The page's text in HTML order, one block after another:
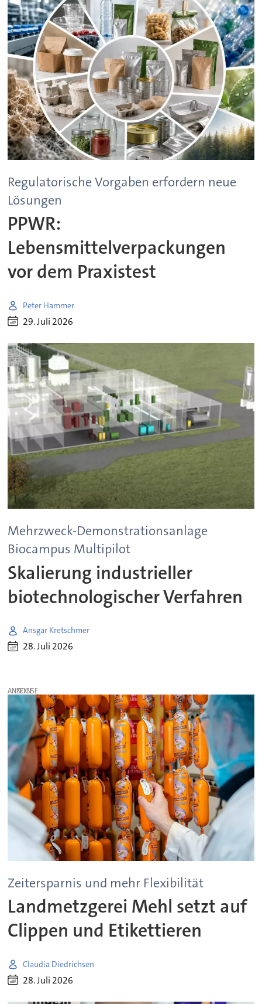
Regulatorische Vorgaben erfordern neue
Lösungen
PPWR:
Lebensmittelverpackungen
vor dem Praxistest
Peter Hammer
29. Juli 2026
Mehrzweck-Demonstrationsanlage
Biocampus Multipilot
Skalierung industrieller
biotechnologischer Verfahren
Ansgar Kretschmer
28. Juli 2026
ANZEIGE
Zeitersparnis und mehr Flexibilität
Landmetzgerei Mehl setzt auf
Clippen und Etikettieren
Claudia Diedrichsen
28. Juli 2026